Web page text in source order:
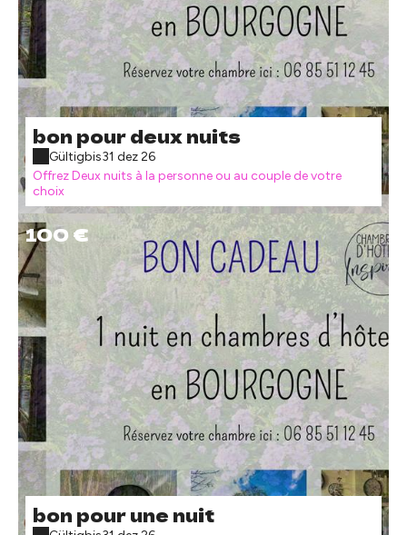
bon pour deux nuits
Gültigbis31 dez 26
Offrez Deux nuits à la personne ou au couple de votre
choix
100 €
bon pour une nuit